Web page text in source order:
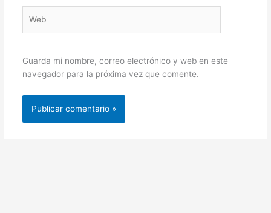
Guarda mi nombre, correo electrónico y web en este
navegador para la próxima vez que comente.